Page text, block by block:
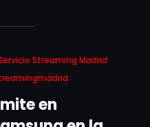
Streaming Madrid
en